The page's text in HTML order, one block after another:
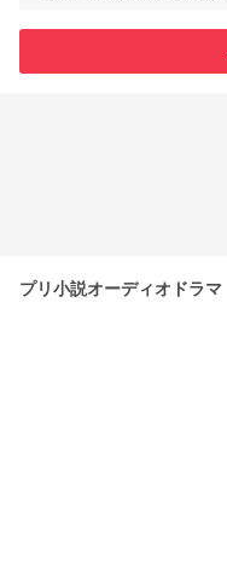
プリ小説オーディオドラマ